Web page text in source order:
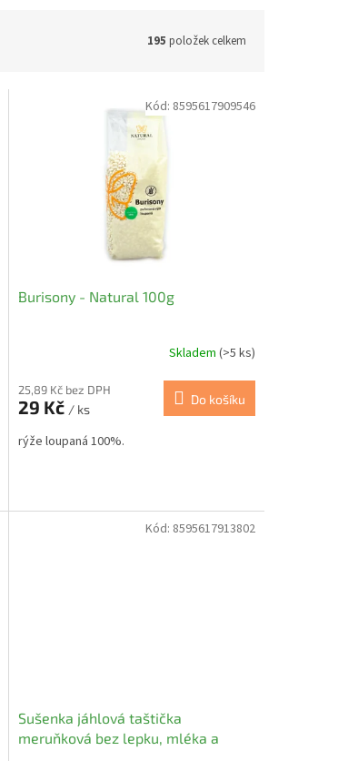
195 položek celkem
Burisony - Natural 100g
Skladem (>5 ks)
25,89 Kč bez DPH
29 Kč / ks
Do košíku
rýže loupaná 100%.
Kód: 8595617909546
Sušenka jáhlová taštička
meruňková bez lepku, mléka a
Kód: 8595617913802